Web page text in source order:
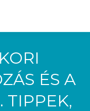
ÉS A
TIPPEK,